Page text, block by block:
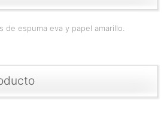
espuma eva y papel amarillo.